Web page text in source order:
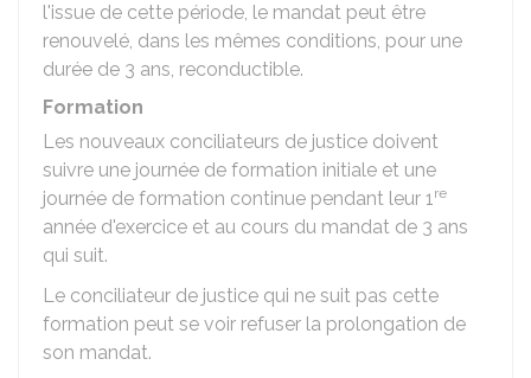
l'issue de cette période, le mandat peut être
renouvelé, dans les mêmes conditions, pour une
durée de 3 ans, reconductible.
Formation
Les nouveaux conciliateurs de justice doivent
suivre une journée de formation initiale et une
journée de formation continue pendant leur 1re
année d'exercice et au cours du mandat de 3 ans
qui suit.
Le conciliateur de justice qui ne suit pas cette
formation peut se voir refuser la prolongation de
son mandat.